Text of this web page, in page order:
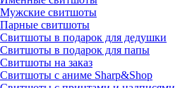
Мужские свитшоты
Парные свитшоты
Свитшоты в подарок для дедушки
Свитшоты в подарок для папы
Свитшоты на заказ
Свитшоты с аниме Sharp&Shop